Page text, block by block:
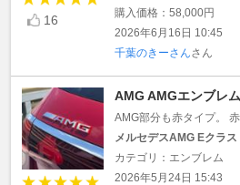
16
購入価格：58,000円
2026年6月16日 10:45
千葉のきーさんさん
AMG AMGエンブレ
AMG部分も赤タイプ。 赤
メルセデスAMG Eクラ
カテゴリ：エンブレム
2026年5月24日 15:43